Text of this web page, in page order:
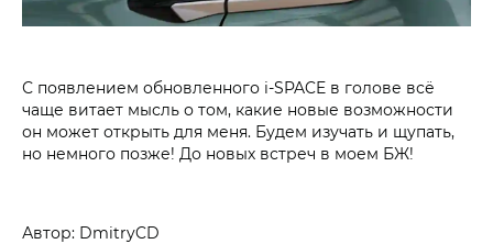
С появлением обновленного i‑SPACE в голове всё
чаще витает мысль о том, какие новые возможности
он может открыть для меня. Будем изучать и щупать,
но немного позже! До новых встреч в моем БЖ!
Автор: DmitryCD